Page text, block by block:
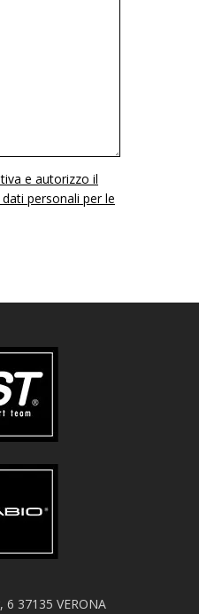
e autorizzo il
personali per le
6 37135 VERONA